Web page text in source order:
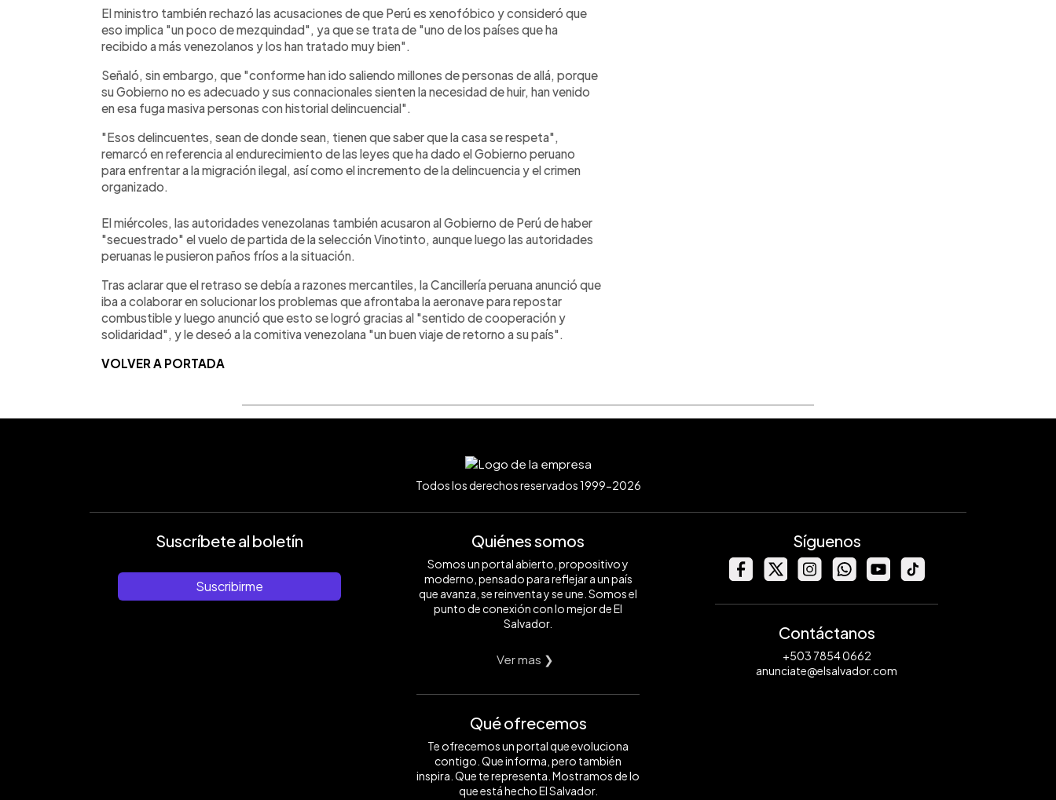
El ministro también rechazó las acusaciones de que Perú es xenofóbico y consideró que
eso implica "un poco de mezquindad", ya que se trata de "uno de los países que ha
recibido a más venezolanos y los han tratado muy bien".
Señaló, sin embargo, que "conforme han ido saliendo millones de personas de allá, porque
su Gobierno no es adecuado y sus connacionales sienten la necesidad de huir, han venido
en esa fuga masiva personas con historial delincuencial".
"Esos delincuentes, sean de donde sean, tienen que saber que la casa se respeta",
remarcó en referencia al endurecimiento de las leyes que ha dado el Gobierno peruano
para enfrentar a la migración ilegal, así como el incremento de la delincuencia y el crimen
organizado.
El miércoles, las autoridades venezolanas también acusaron al Gobierno de Perú de haber
"secuestrado" el vuelo de partida de la selección Vinotinto, aunque luego las autoridades
peruanas le pusieron paños fríos a la situación.
Tras aclarar que el retraso se debía a razones mercantiles, la Cancillería peruana anunció que
iba a colaborar en solucionar los problemas que afrontaba la aeronave para repostar
combustible y luego anunció que esto se logró gracias al "sentido de cooperación y
solidaridad", y le deseó a la comitiva venezolana "un buen viaje de retorno a su país".
VOLVER A PORTADA
Todos los derechos reservados 1999-2026
Suscríbete al boletín
Suscribirme
Quiénes somos
Somos un portal abierto, propositivo y
moderno, pensado para reflejar a un país
que avanza, se reinventa y se une. Somos el
punto de conexión con lo mejor de El
Salvador.
Ver mas ❯
Qué ofrecemos
Te ofrecemos un portal que evoluciona
contigo. Que informa, pero también
inspira. Que te representa. Mostramos de lo
que está hecho El Salvador.
Síguenos
Contáctanos
+503 7854 0662
anunciate@elsalvador.com